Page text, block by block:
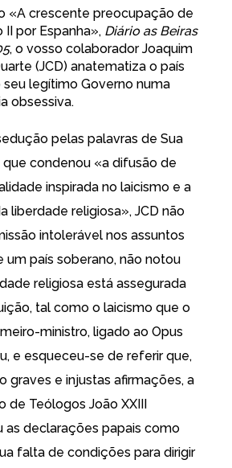
«A crescente preocupação de
II por Espanha», Diário as Beiras
, o vosso colaborador Joaquim
(JCD) anatematiza o país
seu legítimo Governo numa
obsessiva.
pelas palavras de Sua
que condenou «a difusão de
inspirada no laicismo e a
liberdade religiosa», JCD não
intolerável nos assuntos
um país soberano, não notou
religiosa está assegurada
tal como o laicismo que o
ministro, ligado ao Opus
e esqueceu-se de referir que,
graves e injustas afirmações, a
de Teólogos João XXIII
as declarações papais como
falta de condições para dirigir